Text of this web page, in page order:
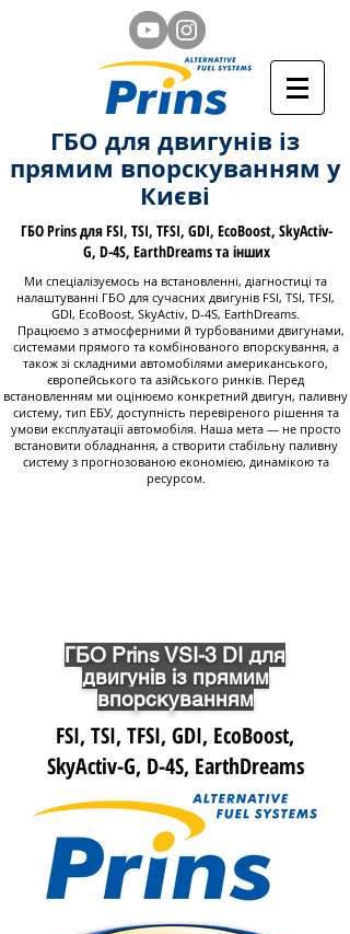
ГБО для двигунів із
прямим впорскуванням у
Києві
ГБО Prins для FSI, TSI, TFSI, GDI, EcoBoost, SkyActiv-
G, D-4S, EarthDreams та інших
Ми спеціалізуємось на встановленні, діагностиці та
налаштуванні ГБО для сучасних двигунів FSI, TSI, TFSI,
GDI, EcoBoost, SkyActiv, D-4S, EarthDreams.
Працюємо з атмосферними й турбованими двигунами,
системами прямого та комбінованого впорскування, а
також зі складними автомобілями американського,
європейського та азійського ринків. Перед
встановленням ми оцінюємо конкретний двигун, паливну
систему, тип ЕБУ, доступність перевіреного рішення та
умови експлуатації автомобіля. Наша мета — не просто
встановити обладнання, а створити стабільну паливну
систему з прогнозованою економією, динамікою та
ресурсом.
ГБО Prins VSI-3 DI для
двигунів із прямим
впорскуванням
FSI, TSI, TFSI, GDI, EcoBoost,
SkyActiv-G, D-4S, EarthDreams